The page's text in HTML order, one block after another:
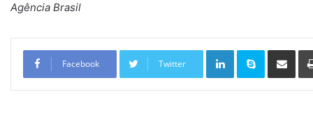
Agência Brasil
Facebook Twitter
Linkedin Skype